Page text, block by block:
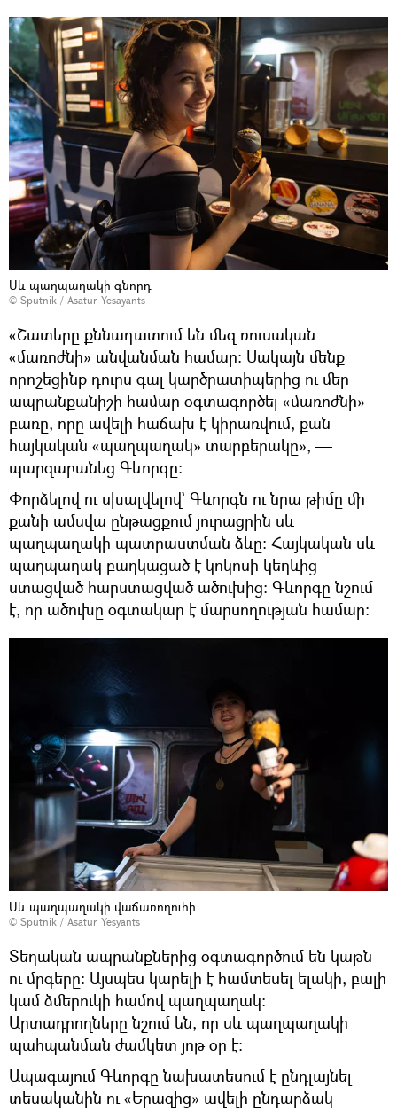
Սև պաղպաղակի գնորդ
© Sputnik / Asatur Yesayants
«Շատերը քննադատում են մեզ ռուսական
«մառոժնի» անվանման համար։ Սակայն մենք
որոշեցինք դուրս գալ կարծրատիպերից ու մեր
ապրանքանիշի համար օգտագործել «մառոժնի»
բառը, որը ավելի հաճախ է կիրառվում, քան
հայկական «պաղպաղակ» տարբերակը», —
պարզաբանեց Գևորգը։
Փորձելով ու սխալվելով` Գևորգն ու նրա թիմը մի
քանի ամսվա ընթացքում յուրացրին սև
պաղպաղակի պատրաստման ձևը։ Հայկական սև
պաղպաղակ բաղկացած է կոկոսի կեղևից
ստացված հարստացված ածուխից։ Գևորգը նշում
է, որ ածուխը օգտակար է մարսողության համար։
Սև պաղպաղակի վաճառողուհի
© Sputnik / Asatur Yesyants
Տեղական ապրանքներից օգտագործում են կաթն
ու մրգերը։ Այսպես կարելի է համտեսել ելակի, բալի
կամ ձմերուկի համով պաղպաղակ։
Արտադրողները նշում են, որ սև պաղպաղակի
պահպանման ժամկետ յոթ օր է։
Ապագայում Գևորգը նախատեսում է ընդլայնել
տեսականին ու «Երազից» ավելի ընդարձակ